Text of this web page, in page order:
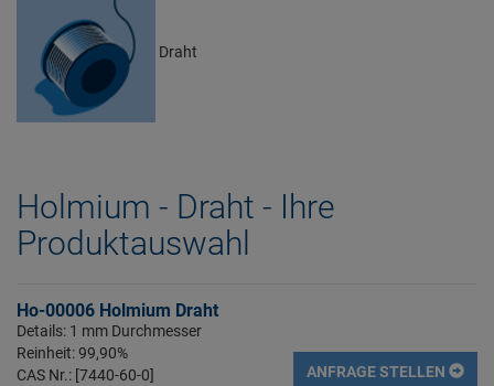
Draht
Holmium - Draht - Ihre
Produktauswahl
Ho-00006 Holmium Draht
Details: 1 mm Durchmesser
Reinheit: 99,90%
CAS Nr.: [7440-60-0]
ANFRAGE STELLEN